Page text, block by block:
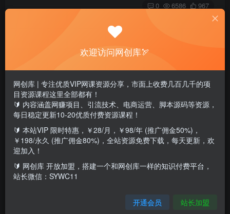
0 6586 967
项目介绍：1项目简介，我们这个项目是在闲鱼上进行的，首
先给大家介绍一下什么是闲鱼。闲鱼是阿里巴巴旗下闲置交
易平台App客户端。只要使用淘宝或支付宝账户即可登录，
无需经过复杂的开店流程，即可达成包括一键转卖个人淘宝
账号中“已买到宝贝”、自主手机拍照上传二手闲置物品、以
及在线交易等诸多功能。为什么选择闲鱼平台呢，因为它门
欢迎访问网创库🏹
网创库 | 专注优质VIP网课资源分享，市面上收费几百几千的项
目资源课程这里全部都有！
🔰 内容涵盖网赚项目、引流技术、电商运营、脚本源码等资源，
每日稳定更新10-20优质付费资源课程！
🔰 本站VIP 限时特惠，￥28/月，￥98/年 (推广佣金50%)，
￥198/永久 (推广佣金80%)，全站资源免费下载，每天更新，欢
迎加入！
🔰 网创库 开放加盟，搭建一个和网创库一样的知识付费平台，
站长微信：SYWC11
开通会员 站长加盟